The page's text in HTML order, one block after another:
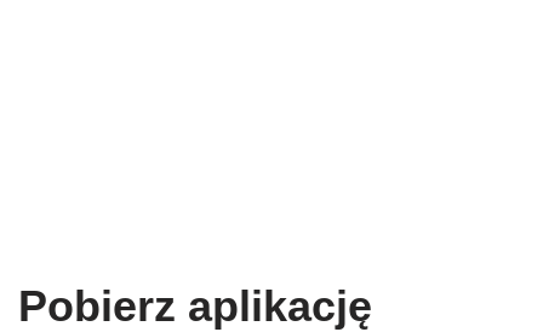
Pobierz aplikację